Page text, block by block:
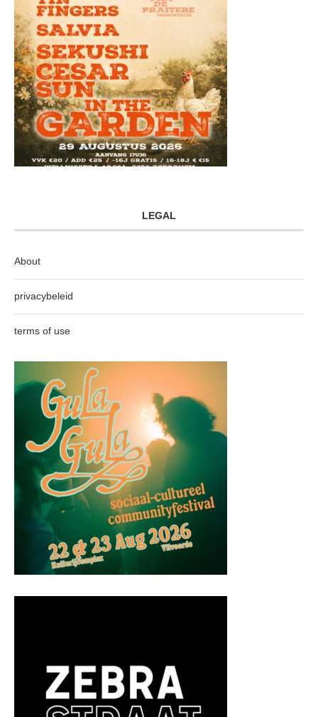
LEGAL
About
privacybeleid
terms of use